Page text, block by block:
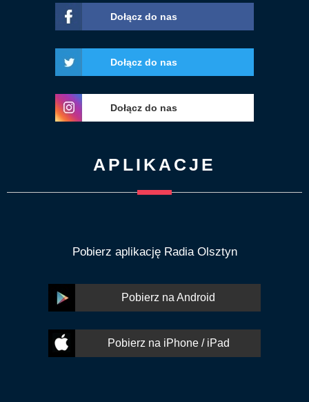
Dołącz do nas
Dołącz do nas
Dołącz do nas
APLIKACJE
Pobierz aplikację Radia Olsztyn
Pobierz na Android
Pobierz na iPhone / iPad